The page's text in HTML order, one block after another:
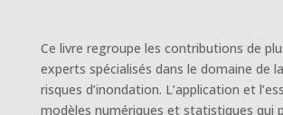
Ce livre regroupe les contributions de
experts spécialisés dans le domaine de
risques d’inondation. L’application et
modèles numériques et statistiques qui